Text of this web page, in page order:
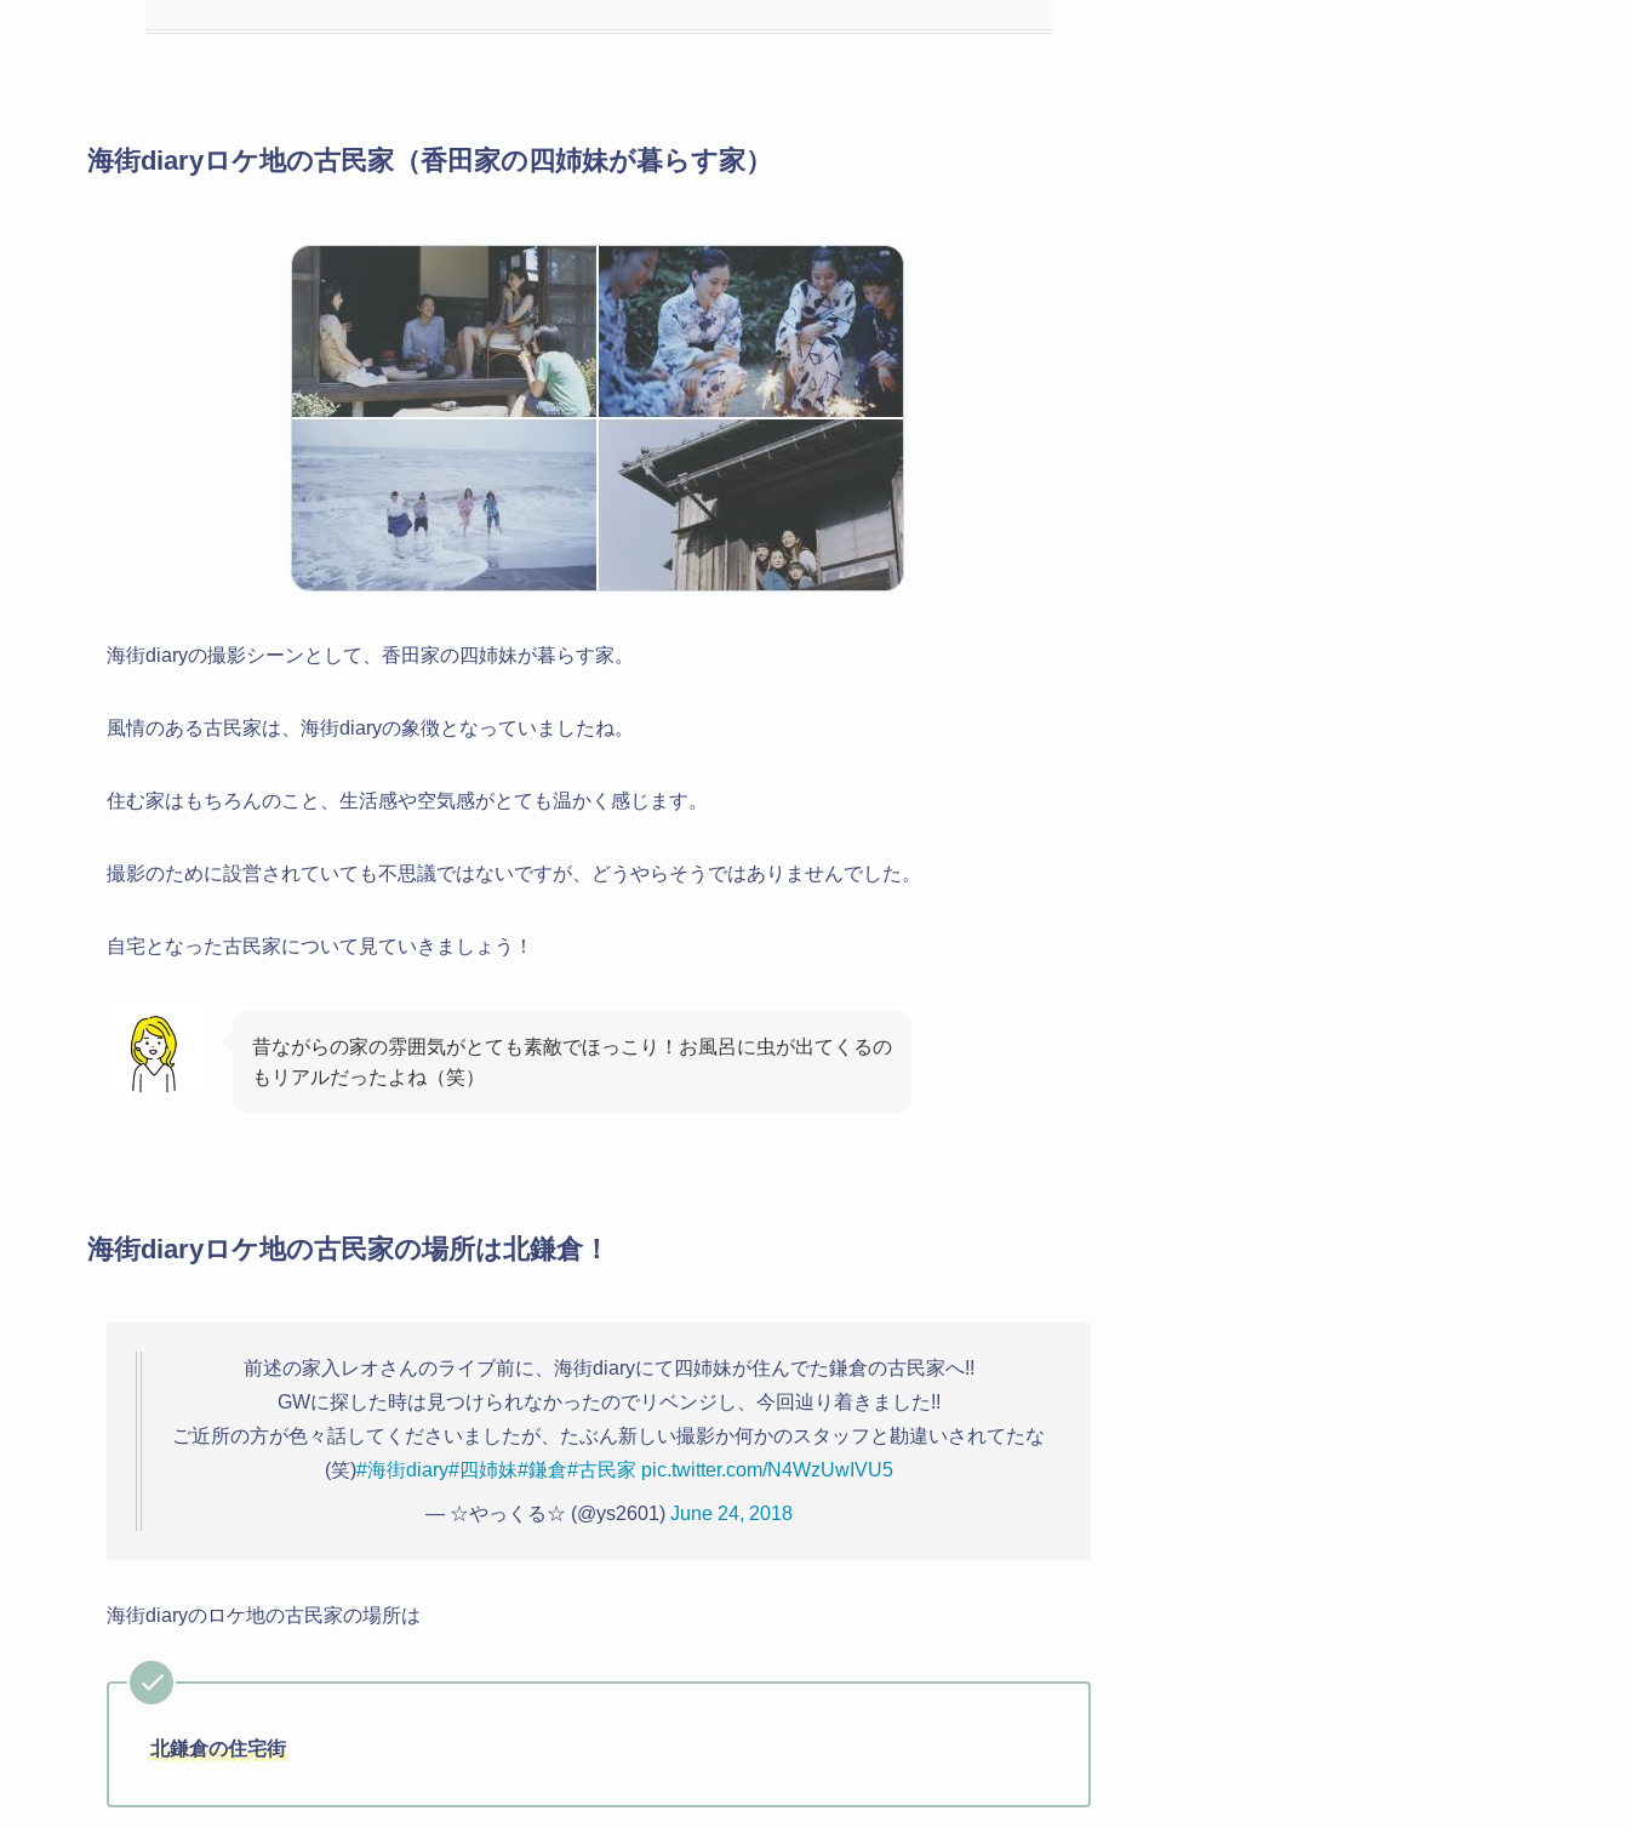
海街diaryロケ地の古民家（香田家の四姉妹が暮らす家）
海街diaryの撮影シーンとして、香田家の四姉妹が暮らす家。
風情のある古民家は、海街diaryの象徴となっていましたね。
住む家はもちろんのこと、生活感や空気感がとても温かく感じます。
撮影のために設営されていても不思議ではないですが、どうやらそうではありませんでした。
自宅となった古民家について見ていきましょう！
昔ながらの家の雰囲気がとても素敵でほっこり！お風呂に虫が出てくるの
もリアルだったよね（笑）
海街diaryロケ地の古民家の場所は北鎌倉！
前述の家入レオさんのライブ前に、海街diaryにて四姉妹が住んでた鎌倉の古民家へ!!
GWに探した時は見つけられなかったのでリベンジし、今回辿り着きました!!
ご近所の方が色々話してくださいましたが、たぶん新しい撮影か何かのスタッフと勘違いされてたな
(笑)#海街diary#四姉妹#鎌倉#古民家 pic.twitter.com/N4WzUwIVU5
— ☆やっくる☆ (@ys2601) June 24, 2018
海街diaryのロケ地の古民家の場所は
北鎌倉の住宅街